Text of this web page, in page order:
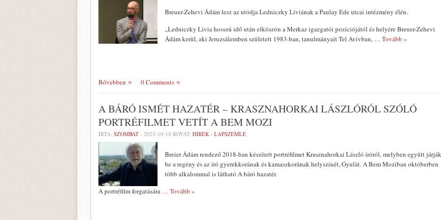
Breuer-Zehevi Ádám lesz az utódja Ledniczky Líviának a Paulay Ede utcai intézmény élén.
„Ledniczky Lívia hosszú idő után elköszön a Merkaz igazgatói pozíciójától és helyére Breuer-Zehevi
Ádám kerül, aki Jeruzsálemben született 1983-ban, tanulmányait Tel Avivban, … Tovább »
Bővebben 0 Comments
A BÁRÓ ISMÉT HAZATÉR – KRASZNAHORKAI LÁSZLÓRÓL SZÓLÓ
PORTRÉFILMET VETÍT A BEM MOZI
ÍRTA: SZOMBAT - 2025-10-18 ROVAT: HÍREK - LAPSZEMLE
Breier Ádám rendező 2018-ban készített portréfilmet Krasznahorkai László íróról, melyben együtt járják
be a regény és az író gyerekkorának és kamaszkorának helyszínét, Gyulát. A Bem Moziban októberben
több alkalommal is látható A báró hazatér.
A portréfilm forgatására … Tovább »